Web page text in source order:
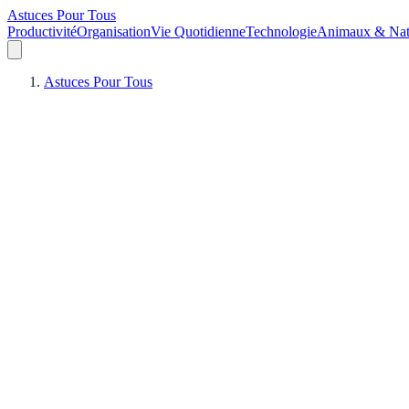
Astuces Pour Tous
ProductivitéOrganisationVie QuotidienneTechnologieAnimaux &
Astuces Pour Tous